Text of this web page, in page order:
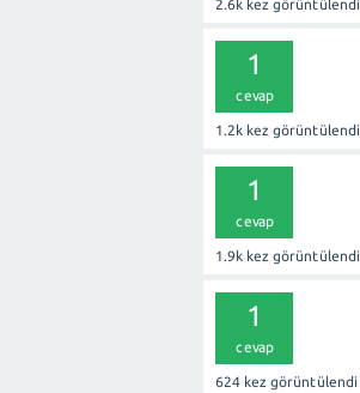
2.6k kez görüntülendi
1
cevap
1.2k kez görüntülendi
1
cevap
1.9k kez görüntülendi
1
cevap
624 kez görüntülendi